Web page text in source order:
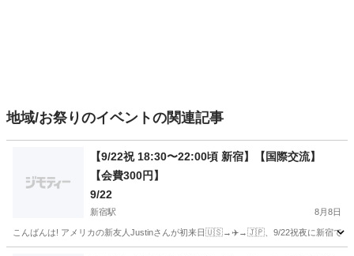
地域/お祭りのイベントの関連記事
【9/22祝 18:30〜22:00頃 新宿】【国際交流】
【会費300円】
9/22
新宿駅 8月8日
こんばんは! アメリカの新友人Justinさんが初来日🇺🇸→✈️→🇯🇵、9/22祝夜に新宿で遊